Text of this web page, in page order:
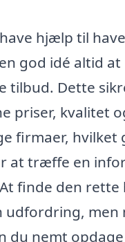
hjælp til
god idé altid
tilbud. Dette
priser, kvalitet
firmaer, hvilket
at træffe en
finde den rette
udfordring, men
du nemt